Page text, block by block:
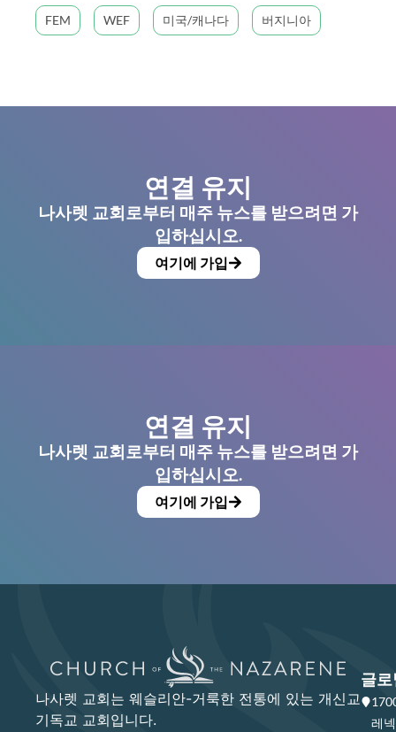
FEM WEF 미국/캐나다 버지니아
연결 유지
나사렛 교회로부터 매주 뉴스를 받으려면 가
입하십시오.
여기에 가입
연결 유지
나사렛 교회로부터 매주 뉴스를 받으려면 가
입하십시오.
여기에 가입
나사렛 교회는 웨슬리안-거룩한 전통에 있는 개신교
기독교 교회입니다.
글로
레